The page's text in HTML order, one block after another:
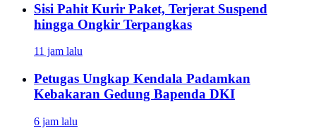
Sisi Pahit Kurir Paket, Terjerat Suspend
hingga Ongkir Terpangkas
11 jam lalu
Petugas Ungkap Kendala Padamkan
Kebakaran Gedung Bapenda DKI
6 jam lalu